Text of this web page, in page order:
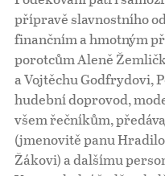
přípravě slavnostního
finančním a hmotným
porotcům Aleně
a Vojtěchu Godfrydovi,
hudební doprovod,
všem řečníkům,
(jmenovitě panu
Žákovi) a dalšímu